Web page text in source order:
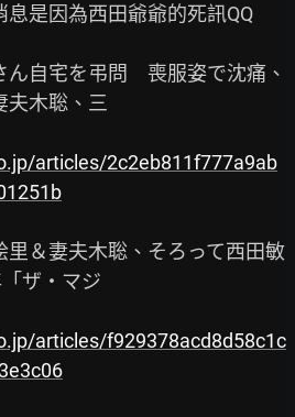
是因為西田爺爺的死訊QQ
自宅を弔問　喪服姿で沈痛、
夫木聡、三
articles/2c2eb811f777a9ab
里＆妻夫木聡、そろって西田敏
ザ・マジ
articles/f929378acd8d58c1c